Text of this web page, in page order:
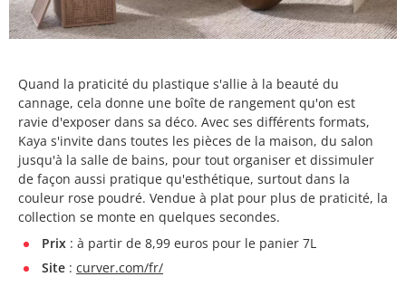
Quand la praticité du plastique s'allie à la beauté du
cannage, cela donne une boîte de rangement qu'on est
ravie d'exposer dans sa déco. Avec ses différents formats,
Kaya s'invite dans toutes les pièces de la maison, du salon
jusqu'à la salle de bains, pour tout organiser et dissimuler
de façon aussi pratique qu'esthétique, surtout dans la
couleur rose poudré. Vendue à plat pour plus de praticité, la
collection se monte en quelques secondes.
Prix : à partir de 8,99 euros pour le panier 7L
Site : curver.com/fr/